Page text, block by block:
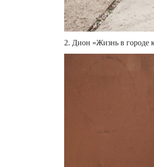
2. Дион «Жизнь в городе